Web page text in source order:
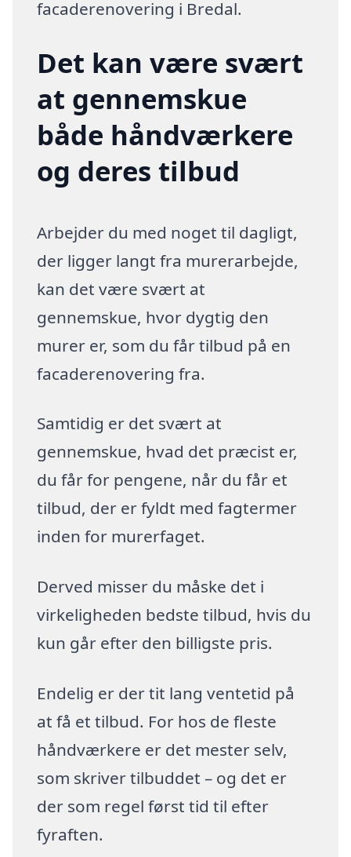
facaderenovering i Bredal.
Det kan være svært
at gennemskue
både håndværkere
og deres tilbud
Arbejder du med noget til dagligt,
der ligger langt fra murerarbejde,
kan det være svært at
gennemskue, hvor dygtig den
murer er, som du får tilbud på en
facaderenovering fra.
Samtidig er det svært at
gennemskue, hvad det præcist er,
du får for pengene, når du får et
tilbud, der er fyldt med fagtermer
inden for murerfaget.
Derved misser du måske det i
virkeligheden bedste tilbud, hvis du
kun går efter den billigste pris.
Endelig er der tit lang ventetid på
at få et tilbud. For hos de fleste
håndværkere er det mester selv,
som skriver tilbuddet – og det er
der som regel først tid til efter
fyraften.